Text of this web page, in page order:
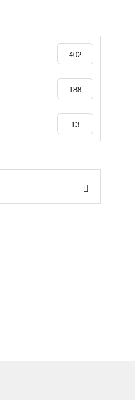
402
188
13